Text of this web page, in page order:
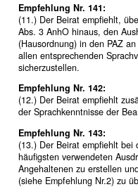
Empfehlung Nr. 141:
(11.) Der Beirat empfiehlt,
Abs. 3 AnhO hinaus, den
(Hausordnung) in den PAZ
allen entsprechenden
sicherzustellen.
Empfehlung Nr. 142:
(12.) Der Beirat empfiehlt
der Sprachkenntnisse der
Empfehlung Nr. 143:
(13.) Der Beirat empfiehlt bei
häufigsten verwendeten
Angehaltenen zu erstellen
(siehe Empfehlung Nr.2) zu